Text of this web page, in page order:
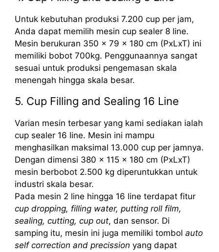
Untuk kebutuhan produksi 7.200 cup per jam,
Anda dapat memilih mesin cup sealer 8 line.
Mesin berukuran 350 x 79 x 180 cm (PxLxT) ini
memiliki bobot 700kg. Penggunaannya sangat
sesuai untuk produksi pengemasan skala
menengah hingga skala besar.
5. Cup Filling and Sealing 16 Line
Varian mesin terbesar yang kami sediakan ialah
cup sealer 16 line. Mesin ini mampu
menghasilkan maksimal 13.000 cup per jamnya.
Dengan dimensi 380 x 115 x 180 cm (PxLxT)
mesin berbobot 2.500 kg diperuntukkan untuk
industri skala besar.
Pada mesin 2 line hingga 16 line terdapat fitur
cup dropping, filling water, putting roll film,
sealing, cutting, cup out, dan sensor. Di
samping itu, mesin ini juga memiliki tombol auto
self correction and precission yang dapat